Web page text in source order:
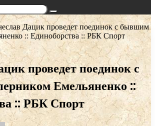
Поиск...
Дацик проведет поединок с бывшим
:: Единоборства :: РБК Спорт
проведет поединок с
Емельяненко ::
:: РБК Спорт